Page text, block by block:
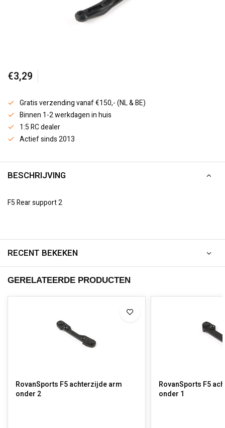
€3,29
Gratis verzending vanaf €150,- (NL & BE)
Binnen 1-2 werkdagen in huis
1:5 RC dealer
Actief sinds 2013
BESCHRIJVING
F5 Rear support 2
RECENT BEKEKEN
GERELATEERDE PRODUCTEN
RovanSports F5 achterzijde arm
onder 2
RovanSports F5
onder 1